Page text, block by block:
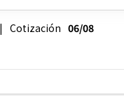
06/08